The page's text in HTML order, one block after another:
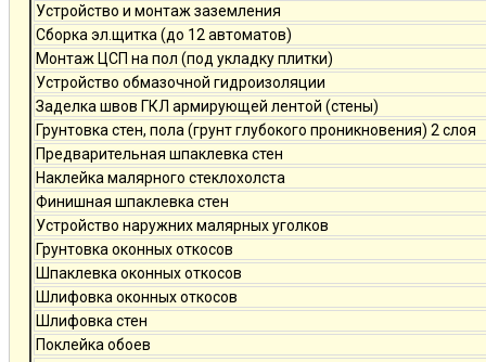
Устройство и монтаж заземления
Сборка эл.щитка (до 12 автоматов)
Монтаж ЦСП на пол (под укладку плитки)
Устройство обмазочной гидроизоляции
Заделка швов ГКЛ армирующей лентой (стены)
Грунтовка стен, пола (грунт глубокого проникновения) 2 слоя
Предварительная шпаклевка стен
Наклейка малярного стеклохолста
Финишная шпаклевка стен
Устройство наружних малярных уголков
Грунтовка оконных откосов
Шпаклевка оконных откосов
Шлифовка оконных откосов
Шлифовка стен
Поклейка обоев